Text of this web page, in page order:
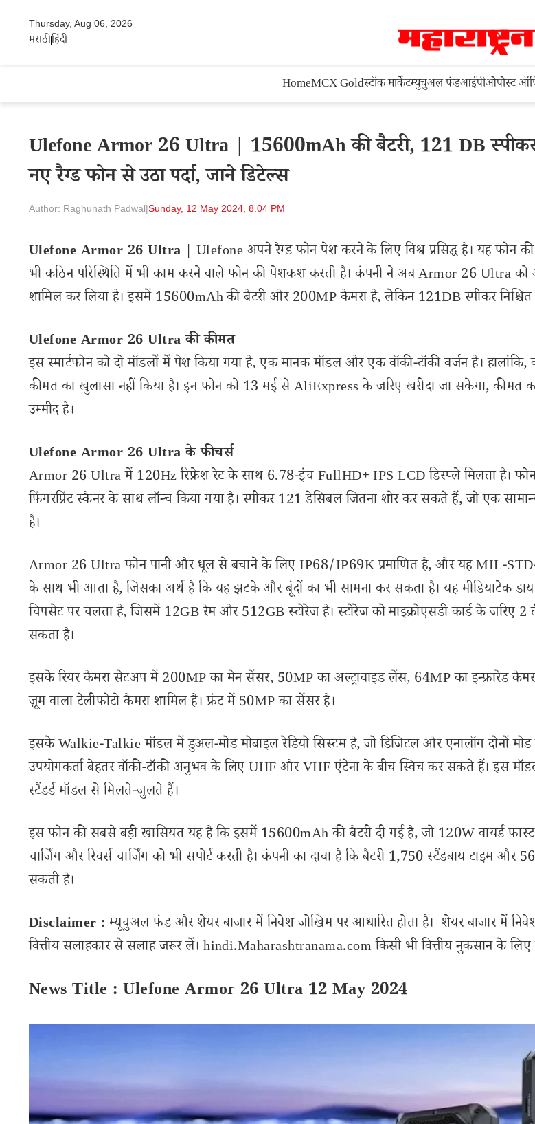
Thursday, Aug 06, 2026
मराठीहिंदी
HomeMCX Goldस्टॉक मार्केटम्युचुअल फंडआईपीओपोस्ट
Ulefone Armor 26 Ultra | 15600mAh की बैटरी, 121 DB
नए रैग्ड फोन से उठा पर्दा, जाने डिटेल्स
Author: Raghunath Padwal|Sunday, 12 May 2024, 8.04 PM
Ulefone Armor 26 Ultra | Ulefone अपने रैग्ड फोन पेश करने के लिए विश्व प्रसिद्ध है। यह फोन
भी कठिन परिस्थिति में भी काम करने वाले फोन की पेशकश करती है। कंपनी ने अब Armor 26 Ultra को
शामिल कर लिया है। इसमें 15600mAh की बैटरी और 200MP कैमरा है, लेकिन 121DB स्पीकर निश्चित
Ulefone Armor 26 Ultra की कीमत
इस स्मार्टफोन को दो मॉडलों में पेश किया गया है, एक मानक मॉडल और एक वॉकी-टॉकी वर्जन है। हालांकि,
कीमत का खुलासा नहीं किया है। इन फोन को 13 मई से AliExpress के जरिए खरीदा जा सकेगा, कीमत
उम्मीद है।
Ulefone Armor 26 Ultra के फीचर्स
Armor 26 Ultra में 120Hz रिफ्रेश रेट के साथ 6.78-इंच FullHD+ IPS LCD डिस्प्ले मिलता है।
फिंगरप्रिंट स्कैनर के साथ लॉन्च किया गया है। स्पीकर 121 डेसिबल जितना शोर कर सकते हैं, जो एक
है।
Armor 26 Ultra फोन पानी और धूल से बचाने के लिए IP68/IP69K प्रमाणित है, और यह MIL-STD-
के साथ भी आता है, जिसका अर्थ है कि यह झटके और बूंदों का भी सामना कर सकता है। यह मीडियाटेक
चिपसेट पर चलता है, जिसमें 12GB रैम और 512GB स्टोरेज है। स्टोरेज को माइक्रोएसडी कार्ड के जरिए 2
सकता है।
इसके रियर कैमरा सेटअप में 200MP का मेन सेंसर, 50MP का अल्ट्रावाइड लेंस, 64MP का इन्फ्रारेड
ज़ूम वाला टेलीफोटो कैमरा शामिल है। फ्रंट में 50MP का सेंसर है।
इसके Walkie-Talkie मॉडल में डुअल-मोड मोबाइल रेडियो सिस्टम है, जो डिजिटल और एनालॉग दोनों मोड
उपयोगकर्ता बेहतर वॉकी-टॉकी अनुभव के लिए UHF और VHF एंटेना के बीच स्विच कर सकते हैं। इस
स्टैंडर्ड मॉडल से मिलते-जुलते हैं।
इस फोन की सबसे बड़ी खासियत यह है कि इसमें 15600mAh की बैटरी दी गई है, जो 120W वायर्ड
चार्जिंग और रिवर्स चार्जिंग को भी सपोर्ट करती है। कंपनी का दावा है कि बैटरी 1,750 स्टैंडबाय टाइम और
सकती है।
Disclaimer :म्यूचुअल फंड और शेयर बाजार में निवेश जोखिम पर आधारित होता है। शेयर बाजार में
वित्तीय सलाहकार से सलाह जरूर लें। hindi.Maharashtranama.com किसी भी वित्तीय नुकसान के लिए
News Title : Ulefone Armor 26 Ultra 12 May 2024